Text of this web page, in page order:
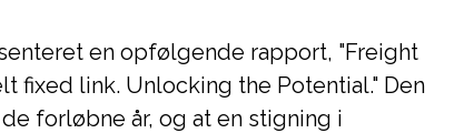
en opfølgende rapport, "Freight
fixed link. Unlocking the Potential." Den
forløbne år, og at en stigning i